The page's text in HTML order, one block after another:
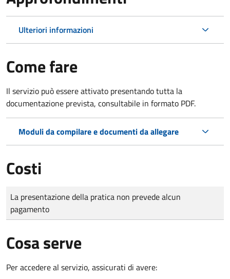
Ulteriori informazioni
Come fare
Il servizio può essere attivato presentando tutta la
documentazione prevista, consultabile in formato PDF.
Moduli da compilare e documenti da allegare
Costi
Tipo di pagamento
Importo
La presentazione della pratica non prevede alcun
pagamento
Cosa serve
Per accedere al servizio, assicurati di avere: